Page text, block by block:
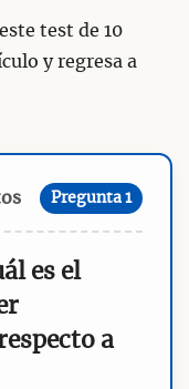
test de 10
y regresa a
Pregunta 1
es el
a